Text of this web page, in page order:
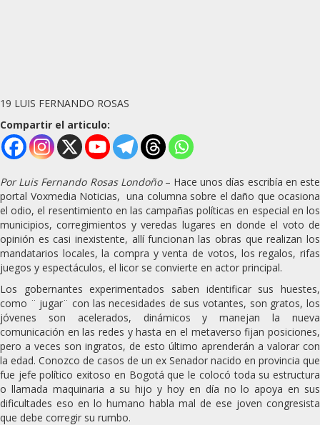
19 LUIS FERNANDO ROSAS
Compartir el articulo:
Por Luis Fernando Rosas Londoño– Hace unos días escribía en este
portal Voxmedia Noticias, una columna sobre el daño que ocasiona
el odio, el resentimiento en las campañas políticas en especial en los
municipios, corregimientos y veredas lugares en donde el voto de
opinión es casi inexistente, allí funcionan las obras que realizan los
mandatarios locales, la compra y venta de votos, los regalos, rifas
juegos y espectáculos, el licor se convierte en actor principal.
Los gobernantes experimentados saben identificar sus huestes,
como ¨ jugar¨ con las necesidades de sus votantes, son gratos, los
jóvenes son acelerados, dinámicos y manejan la nueva
comunicación en las redes y hasta en el metaverso fijan posiciones,
pero a veces son ingratos, de esto último aprenderán a valorar con
la edad. Conozco de casos de un ex Senador nacido en provincia que
fue jefe político exitoso en Bogotá que le colocó toda su estructura
o llamada maquinaria a su hijo y hoy en día no lo apoya en sus
dificultades eso en lo humano habla mal de ese joven congresista
que debe corregir su rumbo.